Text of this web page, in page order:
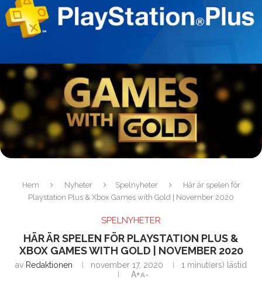
Hem Nyheter Spelnyheter
Här är spelen för
Playstation Plus & Xbox Games with Gold | November 2020
SPELNYHETER
HÄR ÄR SPELEN FÖR PLAYSTATION PLUS &
XBOX GAMES WITH GOLD | NOVEMBER 2020
av Redaktionen november 17, 2020
1 minut(ers) lästid
A+A-